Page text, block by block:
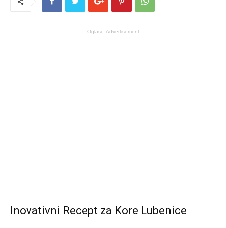
Oglasi - Advertisement
Inovativni Recept za Kore Lubenice